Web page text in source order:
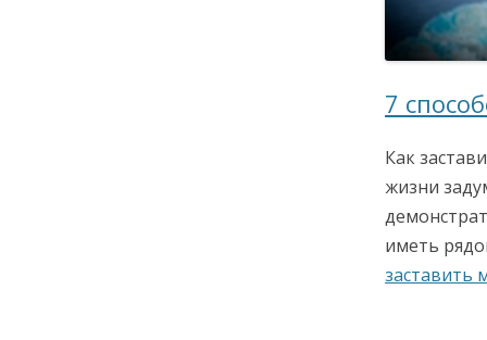
7
Как
жизни
иметь
заставить